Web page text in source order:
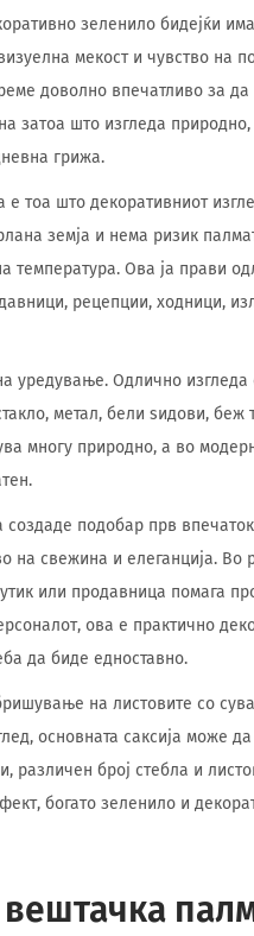
зеленило бидејќи
мекост и чувство на
доволно впечатливо за да
затоа што изгледа
грижа.
тоа што декоративниот
земја и нема ризик
температура. Ова ја прави
рецепции, ходници,
уредување. Одлично
метал, бели ѕидови, беж
многу природно, а во
подобар прв
на свежина и елеганција. Во
или продавница помага
ова е практично
да биде едноставно.
на листовите со
основната саксија може
различен број стебла и
богато зеленило и